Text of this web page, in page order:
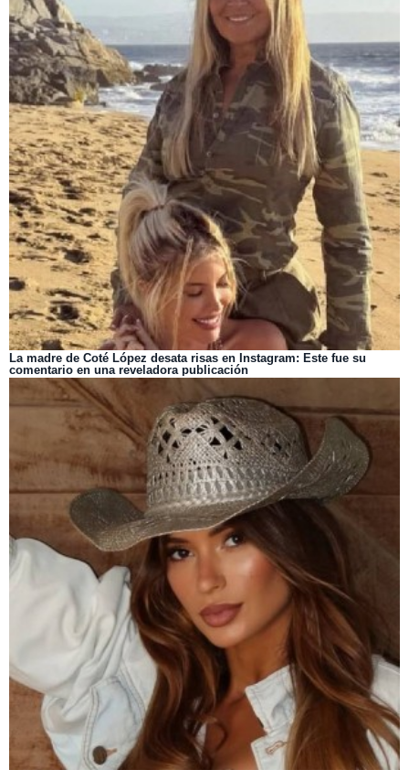
La madre de Coté López desata risas en Instagram: Este fue su
comentario en una reveladora publicación